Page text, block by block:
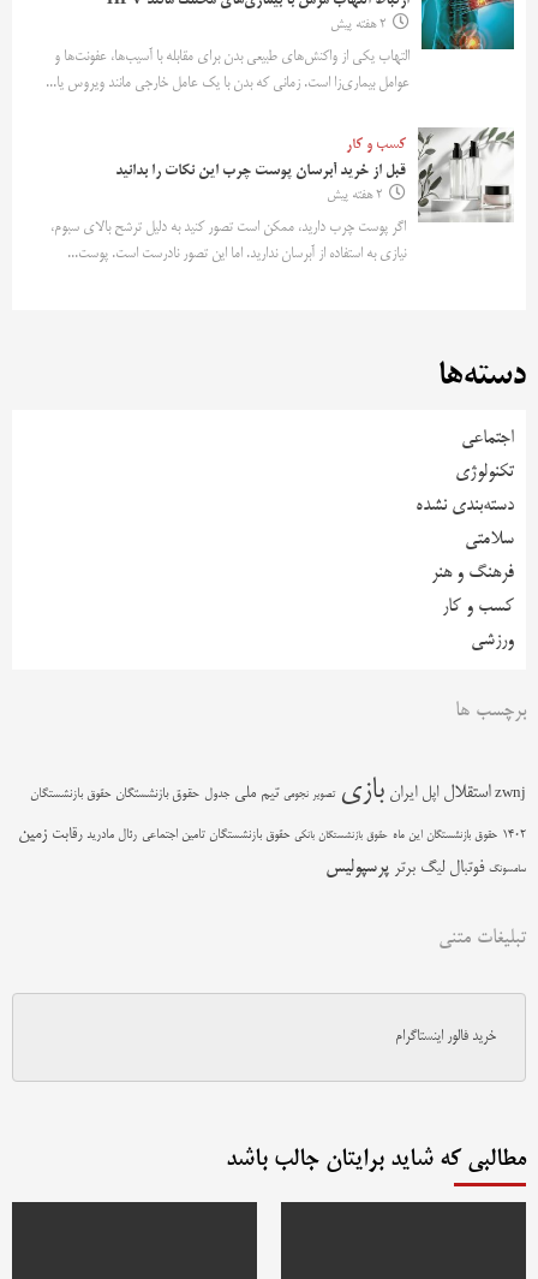
2 هفته پیش
التهاب یکی از واکنش‌های طبیعی بدن برای مقابله با آسیب‌ها، عفونت‌ها و
عوامل بیماری‌زا است. زمانی که بدن با یک عامل خارجی مانند ویروس یا...
کسب و کار
قبل از خرید آبرسان پوست چرب این نکات را بدانید
2 هفته پیش
اگر پوست چرب دارید، ممکن است تصور کنید به دلیل ترشح بالای سبوم،
نیازی به استفاده از آبرسان ندارید. اما این تصور نادرست است. پوست...
دسته‌ها
اجتماعی
تکنولوژی
دسته‌بندی نشده
سلامتی
فرهنگ و هنر
کسب و کار
ورزشی
برچسب ها
zwnj استقلال اپل ایران بازی تصویر نجومی تیم ملی جدول حقوق بازنشستگان حقوق بازنشستگان
1402 حقوق بازنشستگان این ماه حقوق بازنشستگان بانکی حقوق بازنشستگان تامین اجتماعی رئال مادرید رقابت زمین
سامسونگ فوتبال لیگ برتر پرسپولیس
تبلیغات متنی
خرید فالور اینستاگرام
مطالبی که شاید برایتان جالب باشد